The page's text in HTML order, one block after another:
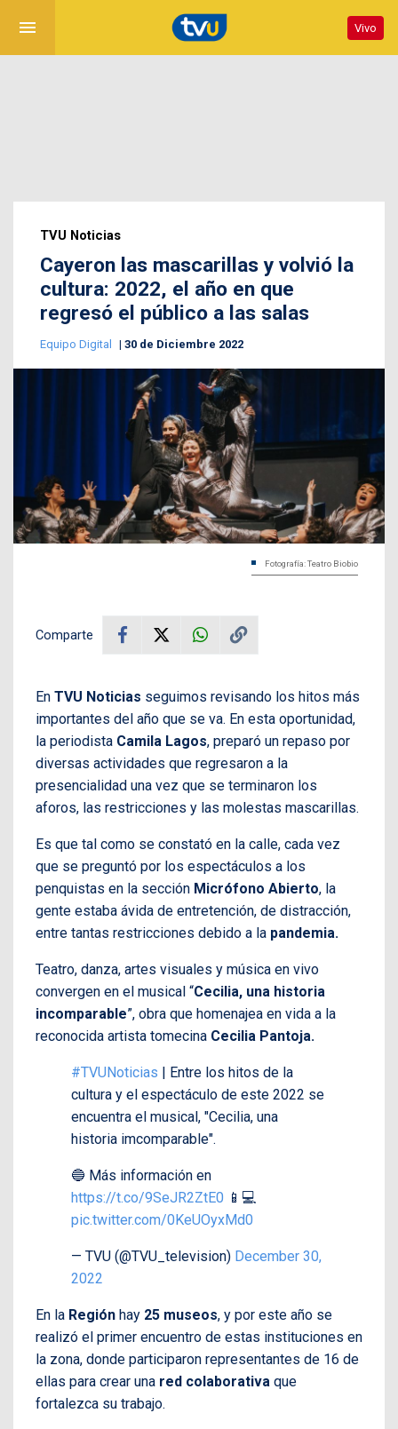
menu Vivo
TVU Noticias
Cayeron las mascarillas y volvió la
cultura: 2022, el año en que
regresó el público a las salas
Equipo Digital 30 de Diciembre 2022
Fotografía: Teatro Biobio
Comparte
En TVU Noticias seguimos revisando los hitos más
importantes del año que se va. En esta oportunidad,
la periodista Camila Lagos, preparó un repaso por
diversas actividades que regresaron a la
presencialidad una vez que se terminaron los
aforos, las restricciones y las molestas mascarillas.
Es que tal como se constató en la calle, cada vez
que se preguntó por los espectáculos a los
penquistas en la sección Micrófono Abierto, la
gente estaba ávida de entretención, de distracción,
entre tantas restricciones debido a la pandemia.
Teatro, danza, artes visuales y música en vivo
convergen en el musical “Cecilia, una historia
incomparable”, obra que homenajea en vida a la
reconocida artista tomecina Cecilia Pantoja.
#TVUNoticias | Entre los hitos de la
cultura y el espectáculo de este 2022 se
encuentra el musical, "Cecilia, una
historia imcomparable".
🔵 Más información en
https://t.co/9SeJR2ZtE0 📱💻
pic.twitter.com/0KeUOyxMd0
— TVU (@TVU_television) December 30,
2022
En la Región hay 25 museos, y por este año se
realizó el primer encuentro de estas instituciones en
la zona, donde participaron representantes de 16 de
ellas para crear una red colaborativa que
fortalezca su trabajo.